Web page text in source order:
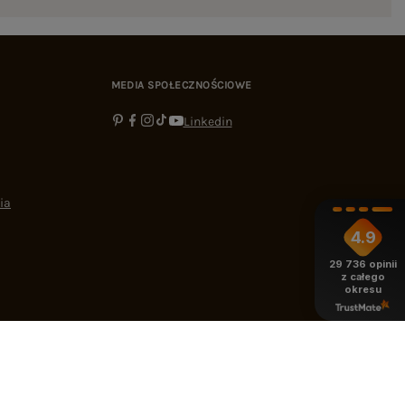
MEDIA SPOŁECZNOŚCIOWE
Linkedin
4.9
29 736 opinii
z całego
okresu